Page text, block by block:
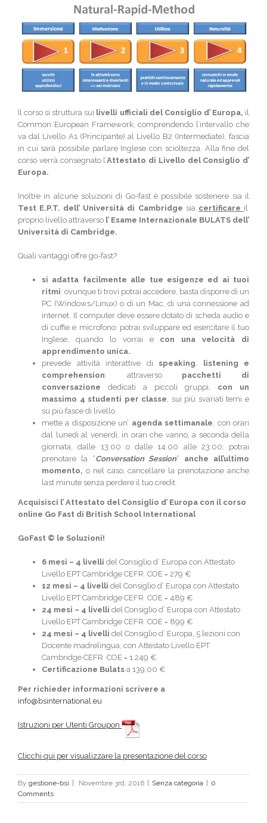
Il corso si struttura sui livelli ufficiali del Consiglio d’ Europa, il
Common European Framework, comprendendo l’intervallo che
va dal Livello A1 (Principante) al Livello B2 (Intermediate), fascia
in cui sarà possibile parlare Inglese con scioltezza. Alla fine del
corso verrà consegnato l’Attestato di Livello del Consiglio d’
Europa.
Inoltre in alcune soluzioni di Go-fast è possibile sostenere sia il
Test E.P.T. dell’ Università di Cambridge sia certificare il
proprio livello attraverso l’ Esame Internazionale BULATS dell’
Università di Cambridge.
Quali vantaggi offre go-fast?
si adatta facilmente alle tue esigenze ed ai tuoi
ritmi: ovunque ti trovi potrai accedere, basta disporre di un
PC (Windows/Linux) o di un Mac, di una connessione ad
internet. Il computer deve essere dotato di scheda audio e
di cuffie e microfono: potrai sviluppare ed esercitare il tuo
Inglese, quando lo vorrai e con una velocità di
apprendimento unica.
prevede attività interattive di speaking, listening e
comprehension: attraverso pacchetti di
conversazione dedicati a piccoli gruppi, con un
massimo 4 studenti per classe, sui più svariati temi e
su più fasce di livello.
mette a disposizione un’ agenda settimanale, con orari
dal lunedì al venerdì, in orari che vanno, a seconda della
giornata, dalle 13.00 o dalle 14.00 alle 23:00; potrai
prenotare la “Conversation Session“ anche all’ultimo
momento, o nel caso, cancellare la prenotazione anche
last minute senza perdere il tuo credit.
Acquisisci l’ Attestato del Consiglio d’ Europa con il corso
online Go Fast di British School International
GoFast © le Soluzioni!
6 mesi – 4 livelli del Consiglio d’ Europa con Attestato
Livello EPT Cambridge CEFR COE = 279 €
12 mesi – 4 livelli del Consiglio d’ Europa con Attestato
Livello EPT Cambridge CEFR COE = 489 €
24 mesi – 4 livelli del Consiglio d’ Europa con Attestato
Livello EPT Cambridge CEFR COE = 899 €
24 mesi – 4 livelli del Consiglio d’ Europa, 5 lezioni con
Docente madrelingua, con Attestato Livello EPT
Cambridge CEFR COE = 1.249 €
Certificazione Bulats a 139,00 €
Per richieder informazioni scrivere a
info@bsinternational.eu
Istruzioni per Utenti Groupon
Clicchi qui per visualizzare la presentazione del corso
By gestione-bsi Novembre 3rd, 2016 Senza categoria
0
Comments